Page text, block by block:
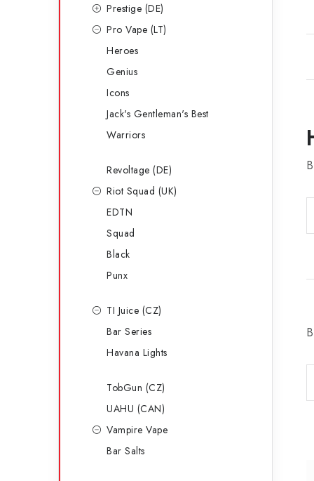
Prestige (DE)
Pro Vape (LT)
Heroes
Genius
Icons
Jack's Gentleman's Best
Warriors
Revoltage (DE)
Riot Squad (UK)
EDTN
Squad
Black
Punx
TI Juice (CZ)
Bar Series
Havana Lights
TobGun (CZ)
UAHU (CAN)
Vampire Vape
Bar Salts